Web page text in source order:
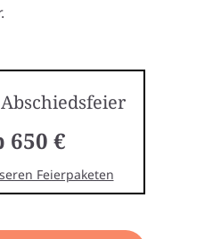
650 €
Feierpaketen